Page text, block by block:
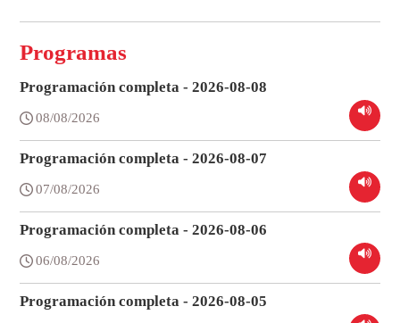
Programas
Programación completa - 2026-08-08
08/08/2026
Programación completa - 2026-08-07
07/08/2026
Programación completa - 2026-08-06
06/08/2026
Programación completa - 2026-08-05